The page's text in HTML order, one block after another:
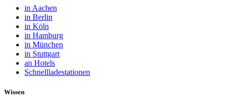
in Aachen
in Berlin
in Köln
in Hamburg
in München
in Stuttgart
an Hotels
Schnellladestationen
Wissen